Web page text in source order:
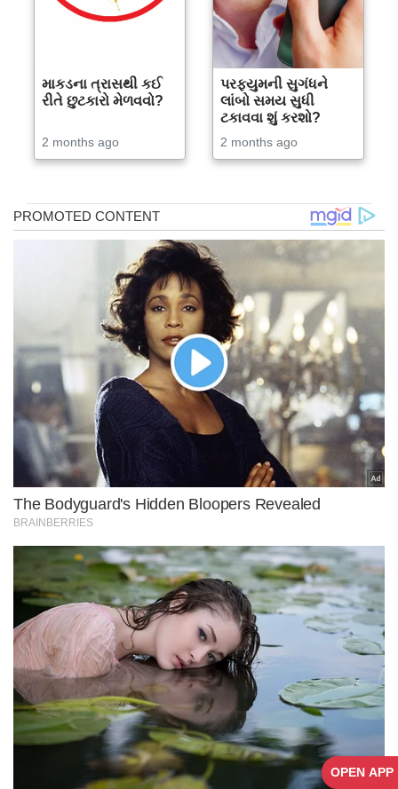
OPEN APP
માકડના ત્રાસથી કઈ
રીતે છુટકારો મેળવવો?
2 months ago
પરફ્યુમની સુગંધને
લાંબો સમય સુધી
ટકાવવા શું કરશો?
2 months ago